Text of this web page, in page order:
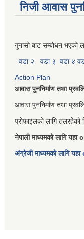
निजी आवास
गुनासो बाट सम्बोधन भएको
वडा २
वडा ३ वडा ४
Action Plan
आवास पुननिर्माण तथा
आवास पुननिर्माण तथा
प्रोफाइलको लागि तलरहेको
नेपाली माध्यमको लागि यहा
अंग्रेजी माध्यमको लागि